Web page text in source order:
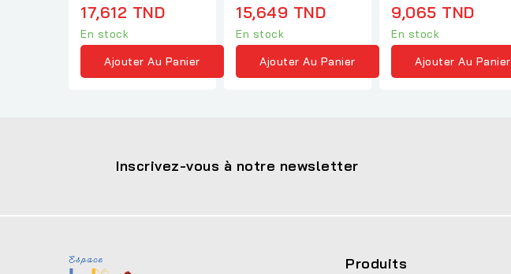
17,612 TND
En stock
Ajouter Au Panier
15,649 TND
En stock
Ajouter Au Panier
9,065 TND
En stock
Ajouter Au Panier
Inscrivez-vous à notre newsletter
Produits